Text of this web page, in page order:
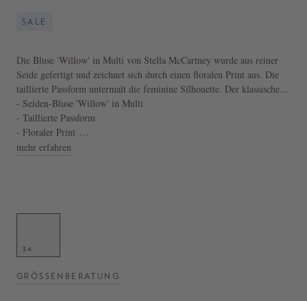
SALE
Die Bluse 'Willow' in Multi von Stella McCartney wurde aus reiner
Seide gefertigt und zeichnet sich durch einen floralen Print aus. Die
taillierte Passform untermalt die feminine Silhouette. Der klassische
Kragen und die verdeckte Knopfleiste vollenden das klassiche aber
dennoch aufregende Modell.
- Seiden-Bluse 'Willow' in Multi
- Taillierte Passform
- Floraler Print
- Verdeckte Knopfleiste
mehr erfahren
34
GRÖSSENBERATUNG